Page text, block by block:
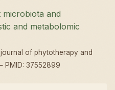
and
and metabolomic
of phytotherapy and
PMID: 37552899